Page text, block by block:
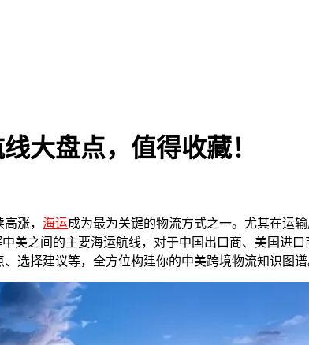
大盘点，值得收藏！
涨， 海运成为最为关键的物流方式之一。尤其在运
美之间的主要海运航线，对于中国出口商、美国进
选择建议等，全方位构建你的中美跨境物流知识图谱